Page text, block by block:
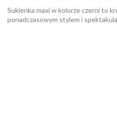
Sukienka maxi w kolorze czerni to
ponadczasowym stylem i